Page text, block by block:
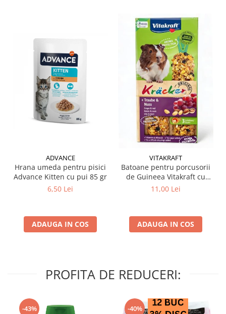
ADVANCE
Hrana umeda pentru pisici
Advance Kitten cu pui 85 gr
6,50 Lei
ADAUGA IN COS
VITAKRAFT
Batoane pentru porcusorii
de Guineea Vitakraft cu
struguri & nuci 2 buc
11,00 Lei
ADAUGA IN COS
PROFITA DE REDUCERI:
-43% -40%